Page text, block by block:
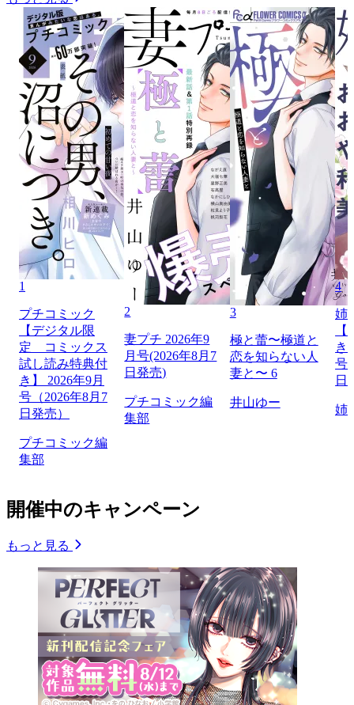
1
プチコミック
【デジタル限
定 コミックス
試し読み特典付
き】 2026年9月
号（2026年8月7
日発売）
プチコミック編
集部
2
妻プチ 2026年9
月号(2026年8月7
日発売)
プチコミック編
集部
3
極と蕾〜極道と
恋を知らない人
妻と〜 6
井山ゆー
4
姉
き
号
日
姉
開催中のキャンペーン
もっと見る